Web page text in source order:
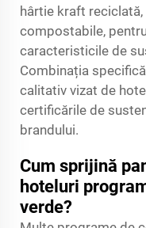
hârtie kraft
compostabile,
caracteristicile de
Combinația
calitativ vizat de
certificările de
brandului.
Cum sprijină
hoteluri
verde?